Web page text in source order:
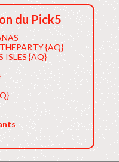
du Pick5
{AQ}
ISLES {AQ}